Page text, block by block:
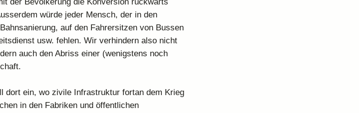
der Bevölkerung die Konversion rückwärts
würde jeder Mensch, der in den
auf den Fahrersitzen von Bussen
usw. fehlen. Wir verhindern also nicht
auch den Abriss einer (wenigstens noch
dort ein, wo zivile Infrastruktur fortan dem Krieg
in den Fabriken und öffentlichen